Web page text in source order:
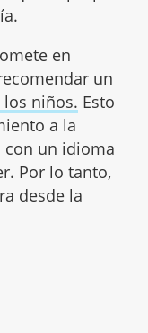
en
un
niños. Esto
a la
con un idioma
Por lo tanto,
desde la